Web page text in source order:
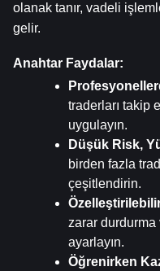
olanak tanır, vadeli
gelir.
Anahtar Faydalar:
traderları takip
uygulayın.
Düşük Risk,
birden fazla
çeşitlendirin.
zarar
ayarlayın.
Öğrenirken